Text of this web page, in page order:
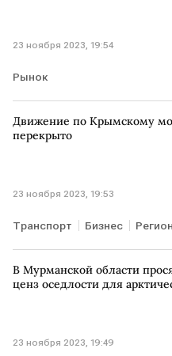
23 ноября 2023, 19:54
Рынок
Движение по Крымскому
перекрыто
23 ноября 2023, 19:53
Транспорт Бизнес
РОССИЯ Крымский мост
В Мурманской области
ценз оседлости для
23 ноября 2023, 19:49